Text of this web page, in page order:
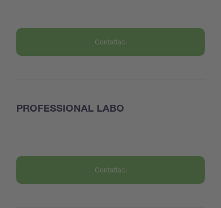
Contattaci
PROFESSIONAL LABO
Contattaci